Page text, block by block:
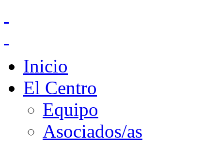
Inicio
El Centro
Equipo
Asociados/as